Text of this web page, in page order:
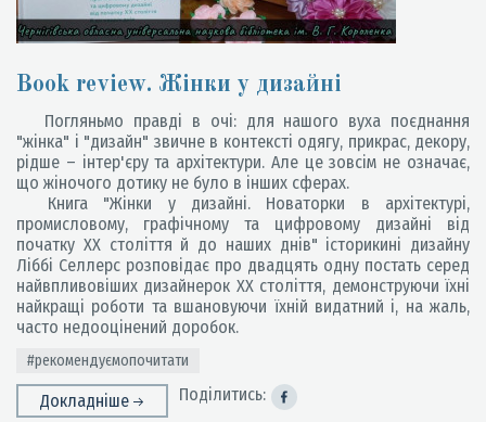
Book review. Жінки у дизайні
Погляньмо правді в очі: для нашого вуха поєднання
"жінка" і "дизайн" звичне в контексті одягу, прикрас, декору,
рідше – інтер'єру та архітектури. Але це зовсім не означає,
що жіночого дотику не було в інших сферах.
Книга "Жінки у дизайні. Новаторки в архітектурі,
промисловому, графічному та цифровому дизайні від
початку ХХ століття й до наших днів" історикині дизайну
Ліббі Селлерс розповідає про двадцять одну постать серед
найвпливовіших дизайнерок ХХ століття, демонструючи їхні
найкращі роботи та вшановуючи їхній видатний і, на жаль,
часто недооцінений доробок.
#рекомендуємопочитати
Докладніше Поділитись: